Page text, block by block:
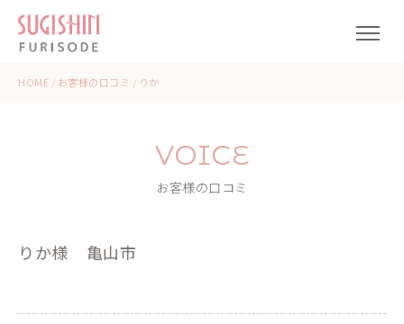
HOME / お客様の口コミ / りか
VOICE
お客様の口コミ
りか様 亀山市